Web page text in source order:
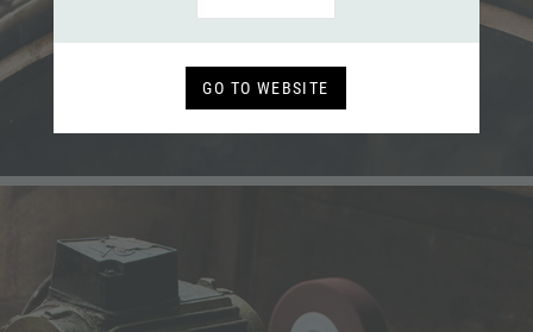
GO TO WEBSITE